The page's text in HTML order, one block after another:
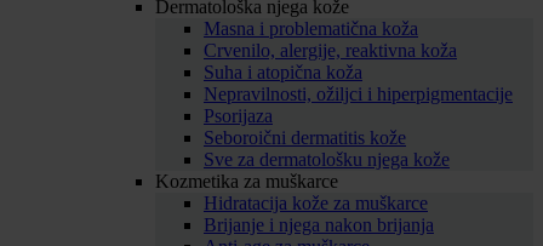
Dermatološka njega kože
Masna i problematična koža
Crvenilo, alergije, reaktivna koža
Suha i atopična koža
Nepravilnosti, ožiljci i hiperpigmentacije
Psorijaza
Seboroični dermatitis kože
Sve za dermatološku njega kože
Kozmetika za muškarce
Hidratacija kože za muškarce
Brijanje i njega nakon brijanja